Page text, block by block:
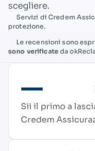
scegliere.
Servizi di Credem
protezione.
Le recensioni sono
sono verificateda
—
Sii il primo a
Credem